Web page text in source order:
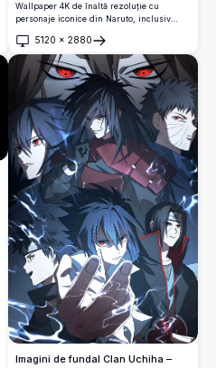
Wallpaper 4K de înaltă rezoluție cu
personaje iconice din Naruto, inclusiv
Așezat pe un fundal cu kanji japonez,
această ilustrație vibrantă surprinde
întreaga distribuție a Echipei 7 și prietenii
lor.
5120 × 2880
Deschide
Imagini de fundal Clan Uchiha –